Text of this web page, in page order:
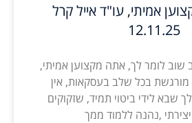
אמיתי, עו"ד אייל קרל
12.11.25
שוב לומר לך, אתה מקצוען אמיתי,
בכל שלב בעסקאות, אין
שבא לידי ביטוי תמיד, שזקוקים
,נהנה ללמוד ממך